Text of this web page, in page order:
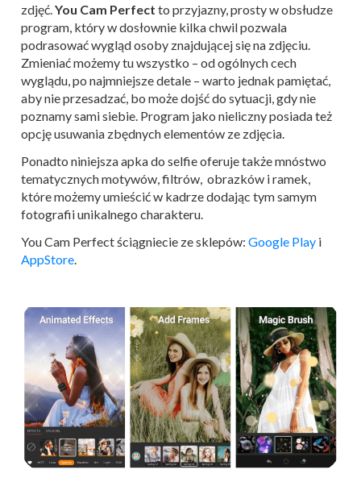
zdjęć.You Cam Perfect to przyjazny, prosty w obsłudze
program, który w dosłownie kilka chwil pozwala
podrasować wygląd osoby znajdującej się na zdjęciu.
Zmieniać możemy tu wszystko – od ogólnych cech
wyglądu, po najmniejsze detale – warto jednak pamiętać,
aby nie przesadzać, bo może dojść do sytuacji, gdy nie
poznamy sami siebie. Program jako nieliczny posiada też
opcję usuwania zbędnych elementów ze zdjęcia.
Ponadto niniejsza apka do selfie oferuje także mnóstwo
tematycznych motywów, filtrów, obrazków i ramek,
które możemy umieścić w kadrze dodając tym samym
fotografii unikalnego charakteru.
You Cam Perfect ściągniecie ze sklepów: Google Play i
AppStore.